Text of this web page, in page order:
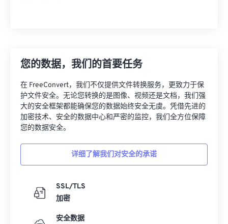
您的数据，我们的首要任务
在 FreeConvert，我们不仅提供文件转换服务，更致力于保
护文件安全。无论您转换的是图像、视频还是文档，我们强
大的安全框架都能确保您的数据始终安全无虞。凭借先进的
加密技术、安全的数据中心和严密的监控，我们全方位保障
您的数据安全。
详细了解我们对安全的承诺
SSL/TLS
加密
安全数据